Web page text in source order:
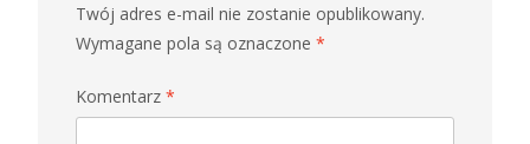
Twój adres e-mail nie zostanie opublikowany.
Wymagane pola są oznaczone *
Komentarz *